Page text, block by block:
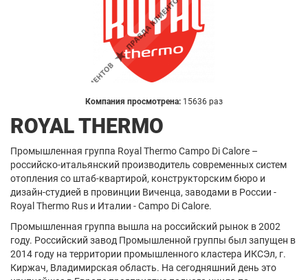
Компания просмотрена: 15636 раз
ROYAL THERMO
Промышленная группа Royal Thermo Campo Di Calore –
российско-итальянский производитель современных систем
отопления со штаб-квартирой, конструкторским бюро и
дизайн-студией в провинции Виченца, заводами в России -
Royal Thermo Rus и Италии - Campo Di Calore.
Промышленная группа вышла на российский рынок в 2002
году. Российский завод Промышленной группы был запущен в
2014 году на территории промышленного кластера ИКСЭл, г.
Киржач, Владимирская область. На сегодняшний день это